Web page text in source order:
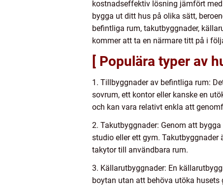
kostnadseffektiv lösning jämfört
bygga ut ditt hus på olika sätt,
befintliga rum, takutbyggnader,
kommer att ta en närmare titt på i
[ Populära typer av
1. Tillbyggnader av befintliga rum:
sovrum, ett kontor eller kanske en
och kan vara relativt enkla att
2. Takutbyggnader: Genom att
studio eller ett gym.
takytor till användbara rum.
3. Källarutbyggnader: En
boytan utan att behöva utöka